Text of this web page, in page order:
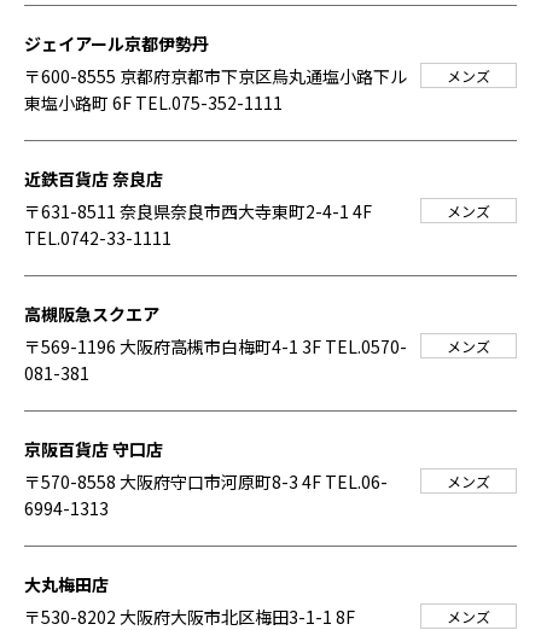
ジェイアール京都伊勢丹
〒600-8555 京都府京都市下京区烏丸通塩小路下ル
東塩小路町 6F TEL.075-352-1111
メンズ
近鉄百貨店 奈良店
〒631-8511 奈良県奈良市西大寺東町2-4-1 4F
TEL.0742-33-1111
メンズ
高槻阪急スクエア
〒569-1196 大阪府高槻市白梅町4-1 3F TEL.0570-
081-381
メンズ
京阪百貨店 守口店
〒570-8558 大阪府守口市河原町8-3 4F TEL.06-
6994-1313
メンズ
大丸梅田店
〒530-8202 大阪府大阪市北区梅田3-1-1 8F
メンズ